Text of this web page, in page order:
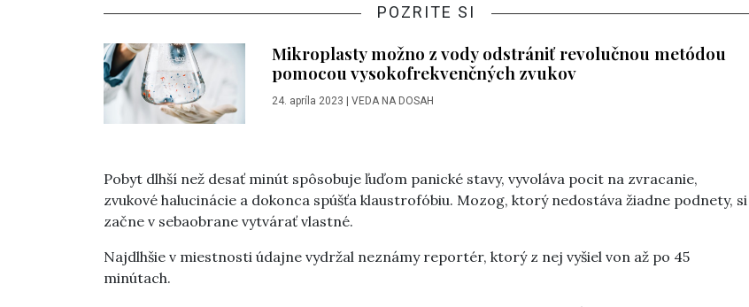
POZRITE SI
Mikroplasty možno z vody odstrániť revolučnou metódou
pomocou vysokofrekvenčných zvukov
24. apríla 2023 VEDA NA DOSAH
Pobyt dlhší než desať minút spôsobuje ľuďom panické stavy, vyvoláva pocit na zvracanie,
zvukové halucinácie a dokonca spúšťa klaustrofóbiu. Mozog, ktorý nedostáva žiadne podnety, si
začne v sebaobrane vytvárať vlastné.
Najdlhšie v miestnosti údajne vydržal neznámy reportér, ktorý z nej vyšiel von až po 45
minútach.